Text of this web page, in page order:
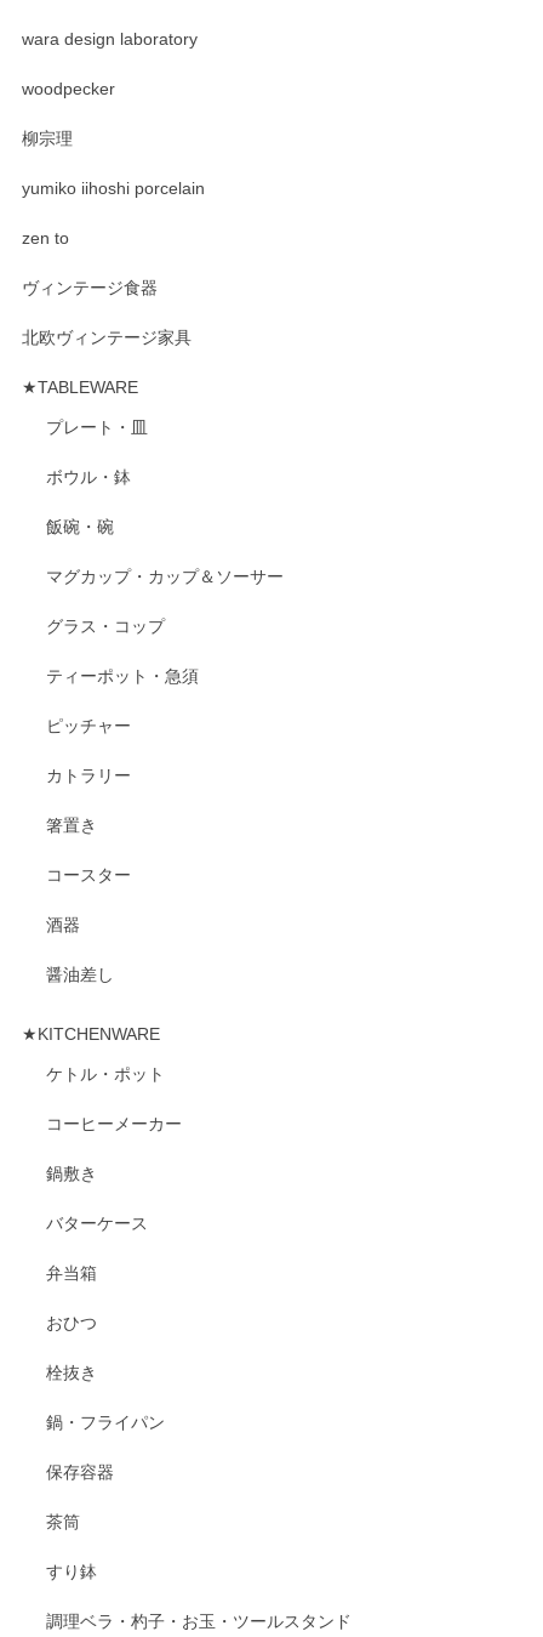
wara design laboratory
woodpecker
柳宗理
yumiko iihoshi porcelain
zen to
ヴィンテージ食器
北欧ヴィンテージ家具
★TABLEWARE
プレート・皿
ボウル・鉢
飯碗・碗
マグカップ・カップ＆ソーサー
グラス・コップ
ティーポット・急須
ピッチャー
カトラリー
箸置き
コースター
酒器
醤油差し
★KITCHENWARE
ケトル・ポット
コーヒーメーカー
鍋敷き
バターケース
弁当箱
おひつ
栓抜き
鍋・フライパン
保存容器
茶筒
すり鉢
調理ベラ・杓子・お玉・ツールスタンド